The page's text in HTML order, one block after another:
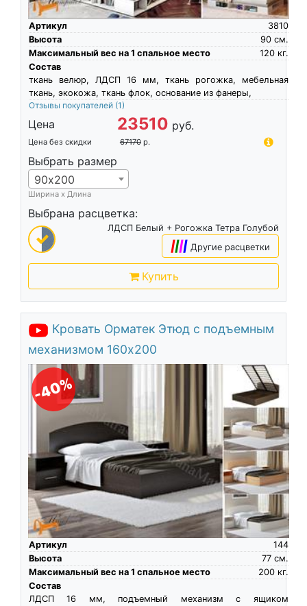
Артикул
3810
Высота
см.
90
Максимальный вес на 1 спальное место
кг.
120
Состав
ткань велюр, ЛДСП 16 мм, ткань рогожка, мебельная
ткань, экокожа, ткань флок, основание из фанеры,
Отзывы покупателей (1)
Цена 23510 руб.
Цена без скидки 67170 р.
Выбрать размер
90х200
Ширина х Длина
Выбрана расцветка:
ЛДСП Белый + Рогожка Тетра Голубой
|||| Другие расцветки
Купить
Кровать Орматек Этюд с подъемным
механизмом 160х200
-40%
Артикул
144
Высота
см.
77
Максимальный вес на 1 спальное место
кг.
200
Состав
ЛДСП 16 мм, подъемный механизм с ящиком